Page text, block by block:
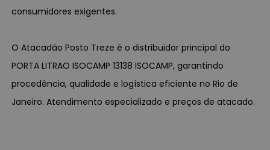
consumidores exigentes.
O Atacadão Posto Treze é o distribuidor principal do
PORTA LITRAO ISOCAMP 13138 ISOCAMP, garantindo
procedência, qualidade e logística eficiente no Rio de
Janeiro. Atendimento especializado e preços de atacado.